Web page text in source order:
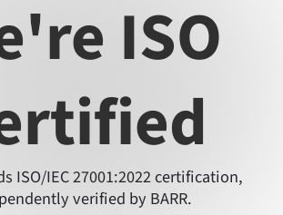
ISO
ISO/IEC 27001:2022 certification,
verified by BARR.